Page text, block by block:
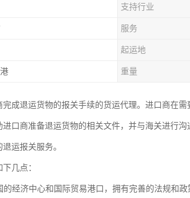
支持行业
服务
起运地
重量
成退运货物的报关手续的货运代理。进口商在
口商准备退运货物的相关文件，并与海关进行
运报关服务。
几点：
经济中心和国际贸易港口，拥有完善的法规和